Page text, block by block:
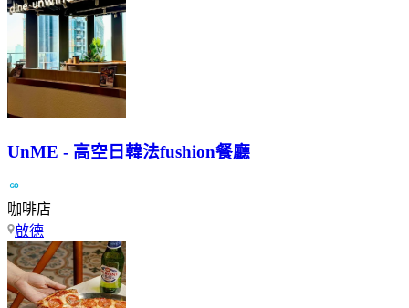
UnME - 高空日韓法fushion餐廳
咖啡店
啟德